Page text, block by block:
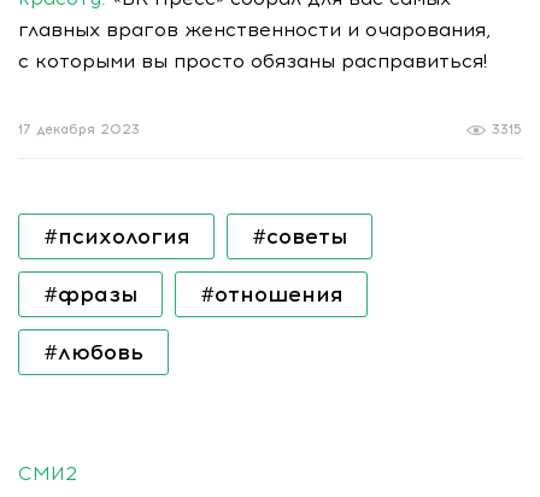
главных врагов женственности и очарования,
с которыми вы просто обязаны расправиться!
3315
17 декабря 2023
#психология #советы
#фразы #отношения
#любовь
СМИ2